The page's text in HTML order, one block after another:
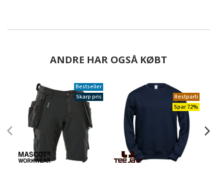
ANDRE HAR OGSÅ KØBT
Bestseller
Skarp pris
Restparti
Spar 72%